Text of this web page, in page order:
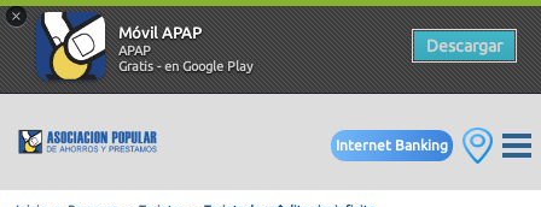
×
Móvil APAP
APAP
Gratis - en Google Play
Descargar
Internet Banking